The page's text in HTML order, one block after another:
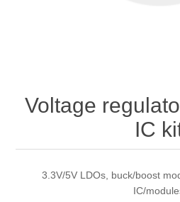
Voltage
IC
3.3V/5V LDOs, buck/boost
IC/